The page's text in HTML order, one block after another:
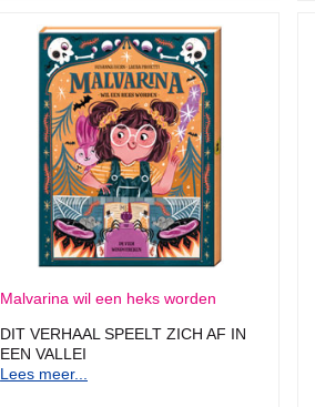
Malvarina wil een heks worden
DIT VERHAAL SPEELT ZICH AF IN
EEN VALLEI
Lees meer...